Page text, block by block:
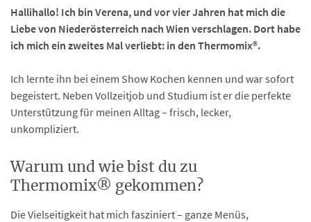
Hallihallo! Ich bin Verena, und vor vier Jahren hat mich die
Liebe von Niederösterreich nach Wien verschlagen. Dort habe
ich mich ein zweites Mal verliebt: in den Thermomix®.
Ich lernte ihn bei einem Show Kochen kennen und war sofort
begeistert. Neben Vollzeitjob und Studium ist er die perfekte
Unterstützung für meinen Alltag – frisch, lecker,
unkompliziert.
Warum und wie bist du zu
Thermomix® gekommen?
Die Vielseitigkeit hat mich fasziniert – ganze Menüs,